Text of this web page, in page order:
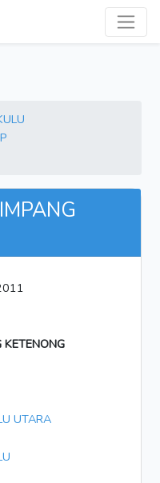
KETENONG
UTARA